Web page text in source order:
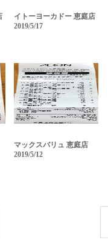
イトーヨーカドー 恵庭店
2019/5/17
マックスバリュ 恵庭店
2019/5/12